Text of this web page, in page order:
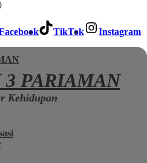
TikTok Instagram
PARIAMAN
Kehidupan